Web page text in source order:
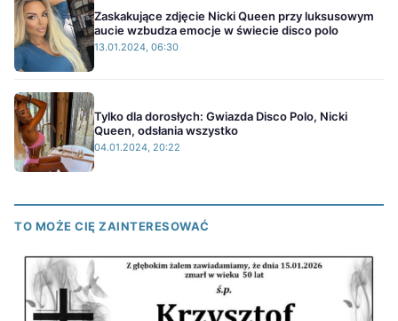
Zaskakujące zdjęcie Nicki Queen przy luksusowym
aucie wzbudza emocje w świecie disco polo
13.01.2024, 06:30
Tylko dla dorosłych: Gwiazda Disco Polo, Nicki
Queen, odsłania wszystko
04.01.2024, 20:22
TO MOŻE CIĘ ZAINTERESOWAĆ